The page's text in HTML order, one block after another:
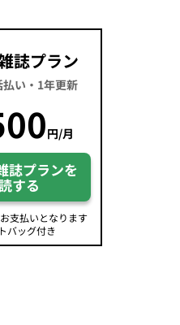
誌プラン
い・1年更新
円/月
誌プランを
する
支払いとなります
バッグ付き